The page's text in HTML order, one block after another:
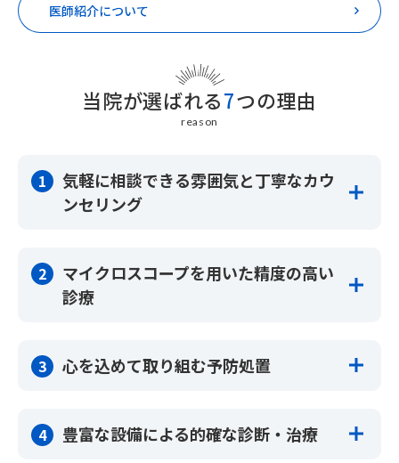
医師紹介について
当院が選ばれる7つの理由
reason
1
気軽に相談できる雰囲気と丁寧なカウ
ンセリング
ております。
ご希望の方は検査結果をもとに複数の治療計画とそれぞれ
何かご希望がございましたらお気軽にご相談ください。
2
マイクロスコープを用いた精度の高い
診療
べての診療に肉眼の20倍まで拡大が可能なマイクロスコー
治療内容を録画し、動画にて解説しておりますので、何か
ご不明な点がございましたら、なんなりとお申し付けくだ
3 心を込めて取り組む予防処置
ら予防することが大切です。
4 豊富な設備による的確な診断・治療